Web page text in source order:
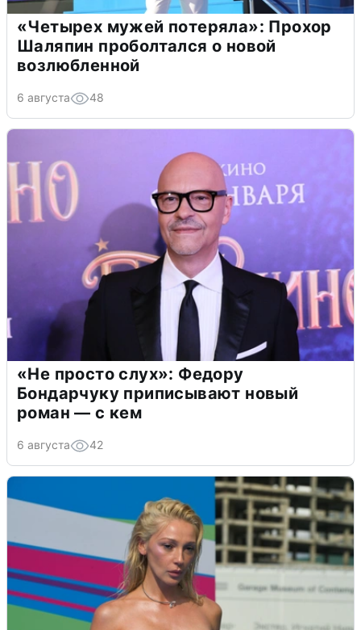
«Четырех мужей потеряла»: Прохор
Шаляпин проболтался о новой
возлюбленной
6 августа 48
«Не просто слух»: Федору
Бондарчуку приписывают новый
роман — с кем
6 августа 42